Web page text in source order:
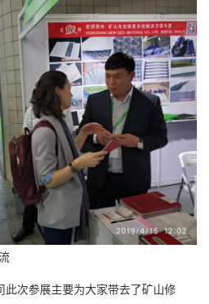
次参展主要为大家带去了矿山修